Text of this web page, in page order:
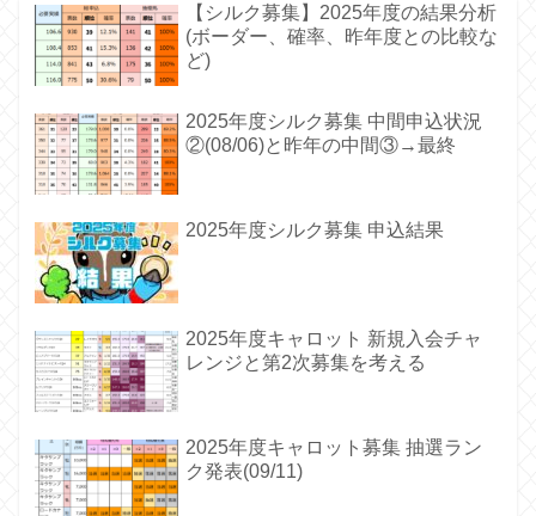
【シルク募集】2025年度の結果分析
(ボーダー、確率、昨年度との比較な
ど)
2025年度シルク募集 中間申込状況
②(08/06)と昨年の中間③→最終
2025年度シルク募集 申込結果
2025年度キャロット 新規入会チャ
レンジと第2次募集を考える
2025年度キャロット募集 抽選ラン
ク発表(09/11)